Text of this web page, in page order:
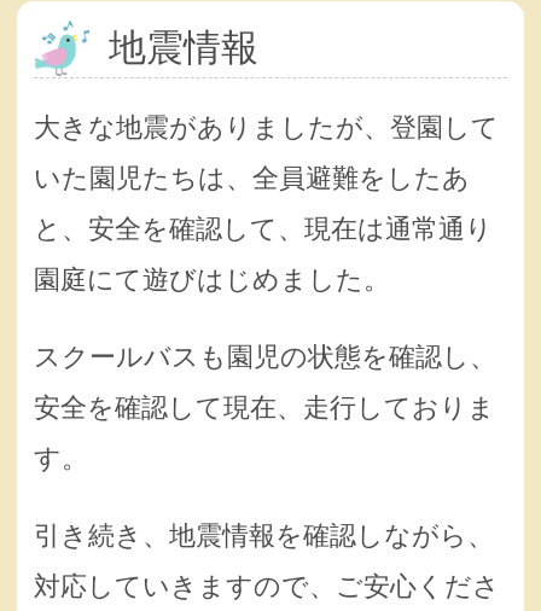
地震情報
大きな地震がありましたが、登園して
いた園児たちは、全員避難をしたあ
と、安全を確認して、現在は通常通り
園庭にて遊びはじめました。
スクールバスも園児の状態を確認し、
安全を確認して現在、走行しておりま
す。
引き続き、地震情報を確認しながら、
対応していきますので、ご安心くださ